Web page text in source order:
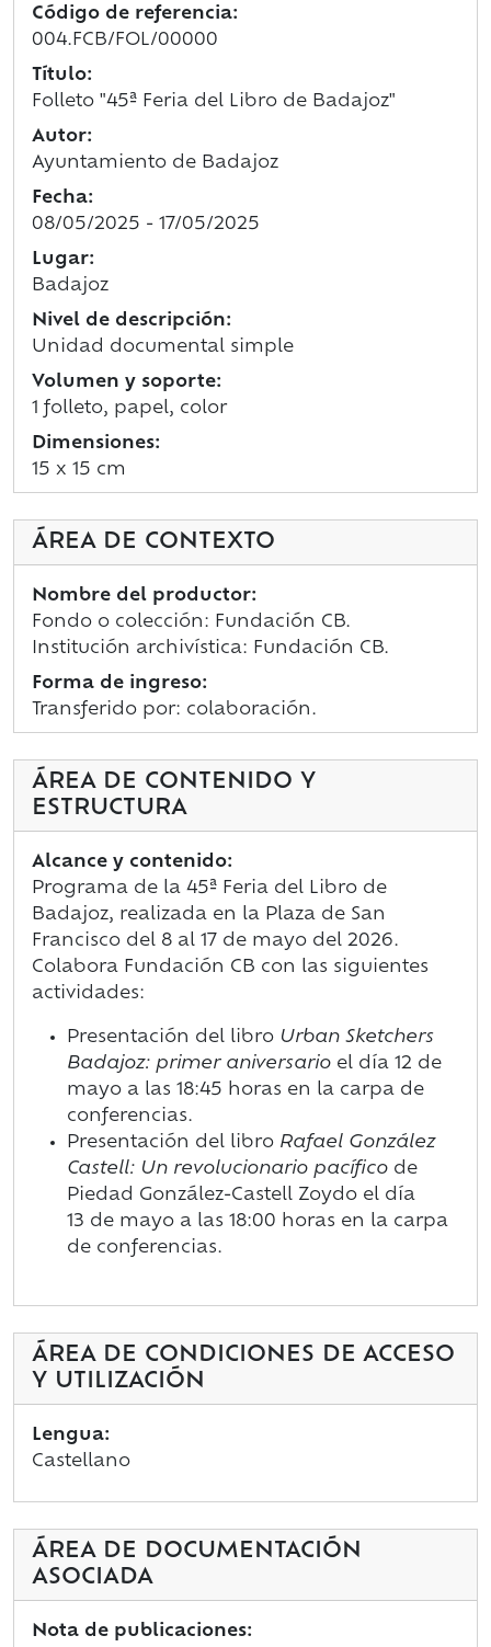
Código de referencia:
004.FCB/FOL/00000
Título:
Folleto "45ª Feria del Libro de Badajoz"
Autor:
Ayuntamiento de Badajoz
Fecha:
08/05/2025 - 17/05/2025
Lugar:
Badajoz
Nivel de descripción:
Unidad documental simple
Volumen y soporte:
1 folleto, papel, color
Dimensiones:
15 x 15 cm
ÁREA DE CONTEXTO
Nombre del productor:
Fondo o colección: Fundación CB.
Institución archivística: Fundación CB.
Forma de ingreso:
Transferido por: colaboración.
ÁREA DE CONTENIDO Y
ESTRUCTURA
Alcance y contenido:
Programa de la 45ª Feria del Libro de
Badajoz, realizada en la Plaza de San
Francisco del 8 al 17 de mayo del 2026.
Colabora Fundación CB con las siguientes
actividades:
Presentación del libro Urban Sketchers
Badajoz: primer aniversario el día 12 de
mayo a las 18:45 horas en la carpa de
conferencias.
Presentación del libro Rafael González
Castell: Un revolucionario pacífico de
Piedad González-Castell Zoydo el día
13 de mayo a las 18:00 horas en la carpa
de conferencias.
ÁREA DE CONDICIONES DE ACCESO
Y UTILIZACIÓN
Lengua:
Castellano
ÁREA DE DOCUMENTACIÓN
ASOCIADA
Nota de publicaciones: